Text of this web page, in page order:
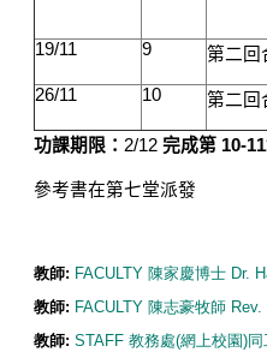
19/11 9 第二回
26/11 10 第二回
功課期 限： 2/12 完成第 10-11
參考書在第七堂派發
教師: FACULTY 陳家慶博士 Dr.
教師: FACULTY 陳志豪牧師
教師: STAFF 教務處(網上校園)